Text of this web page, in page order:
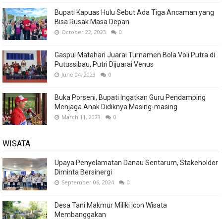
Bupati Kapuas Hulu Sebut Ada Tiga Ancaman yang
Bisa Rusak Masa Depan
October 22, 2023 0
Gaspul Matahari Juarai Turnamen Bola Voli Putra di
Putussibau, Putri Dijuarai Venus
June 04, 2023 0
Buka Porseni, Bupati Ingatkan Guru Pendamping
Menjaga Anak Didiknya Masing-masing
March 11, 2023 0
WISATA
Upaya Penyelamatan Danau Sentarum, Stakeholder
Diminta Bersinergi
September 06, 2024 0
Desa Tani Makmur Miliki Icon Wisata
Membanggakan